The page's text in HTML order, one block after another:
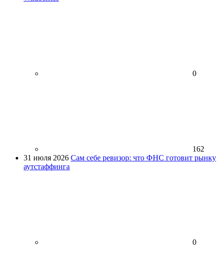
0
162
31 июля 2026 Сам себе ревизор: что ФНС готовит рынку
аутстаффинга
0